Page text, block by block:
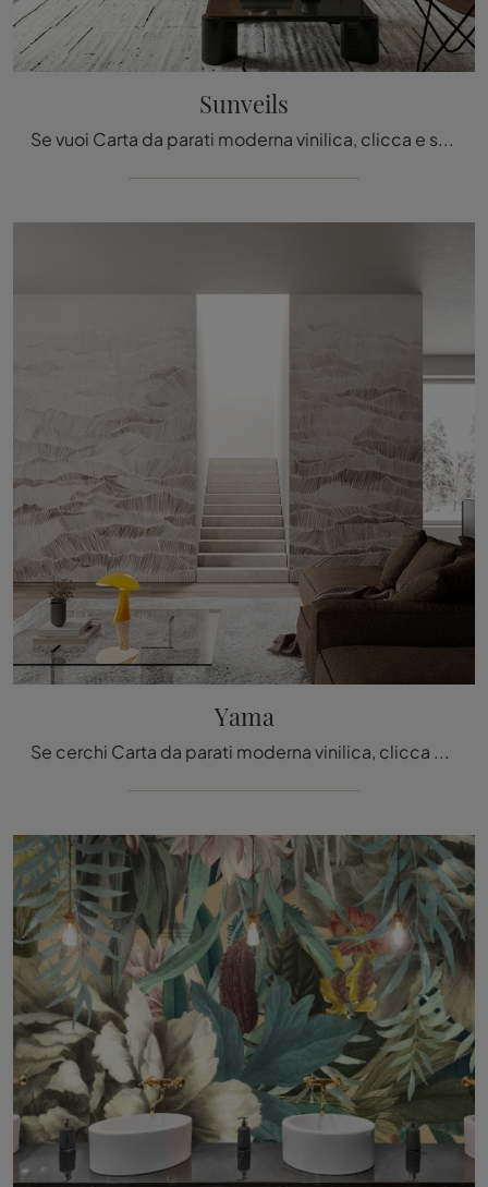
Sunveils
Se vuoi Carta da parati moderna vinilica, clicca e scopri di più sulle svariate offerte di Inkiostro Bianco come il modello Sunveils.
Yama
Se cerchi Carta da parati moderna vinilica, clicca e ottieni informazioni sulle varie proposte di Inkiostro Bianco come il modello Yama.